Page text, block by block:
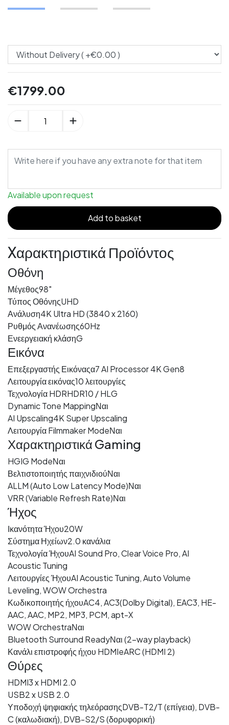
€1799.00
Available upon request
Add to basket
Xαρακτηριστικά Προϊόντος
Οθόνη
Μέγεθος98"
Τύπος ΟθόνηςUHD
Ανάλυση4K Ultra HD (3840 x 2160)
Ρυθμός Ανανέωσης60Hz
Ενεεργειακή κλάσηG
Εικόνα
Επεξεργαστής Εικόναςα7 AI Processor 4K Gen8
Λειτουργία εικόνας10 λειτουργίες
Τεχνολογία HDRHDR10 / HLG
Dynamic Tone MappingΝαι
AI Upscaling4K Super Upscaling
Λειτουργία Filmmaker ModeΝαι
Χαρακτηριστικά Gaming
HGIG ModeΝαι
Βελτιστοποιητής παιχνιδιούΝαι
ALLM (Auto Low Latency Mode)Ναι
VRR (Variable Refresh Rate)Ναι
Ήχος
Ικανότητα Ήχου20W
Σύστημα Ηχείων2.0 κανάλια
Τεχνολογία ΉχουAI Sound Pro, Clear Voice Pro, AI
Acoustic Tuning
Λειτουργίες ΉχουAI Acoustic Tuning, Auto Volume
Leveling, WOW Orchestra
Κωδικοποιητής ήχουAC4, AC3(Dolby Digital), EAC3, HE-
AAC, AAC, MP2, MP3, PCM, apt-X
WOW OrchestraΝαι
Bluetooth Surround ReadyΝαι (2-way playback)
Κανάλι επιστροφής ήχου HDMIeARC (HDMI 2)
Θύρες
HDMI3 x HDMI 2.0
USB2 x USB 2.0
Υποδοχή ψηφιακής τηλεόρασηςDVB-T2/T (επίγεια), DVB-
C (καλωδιακή), DVB-S2/S (δορυφορική)